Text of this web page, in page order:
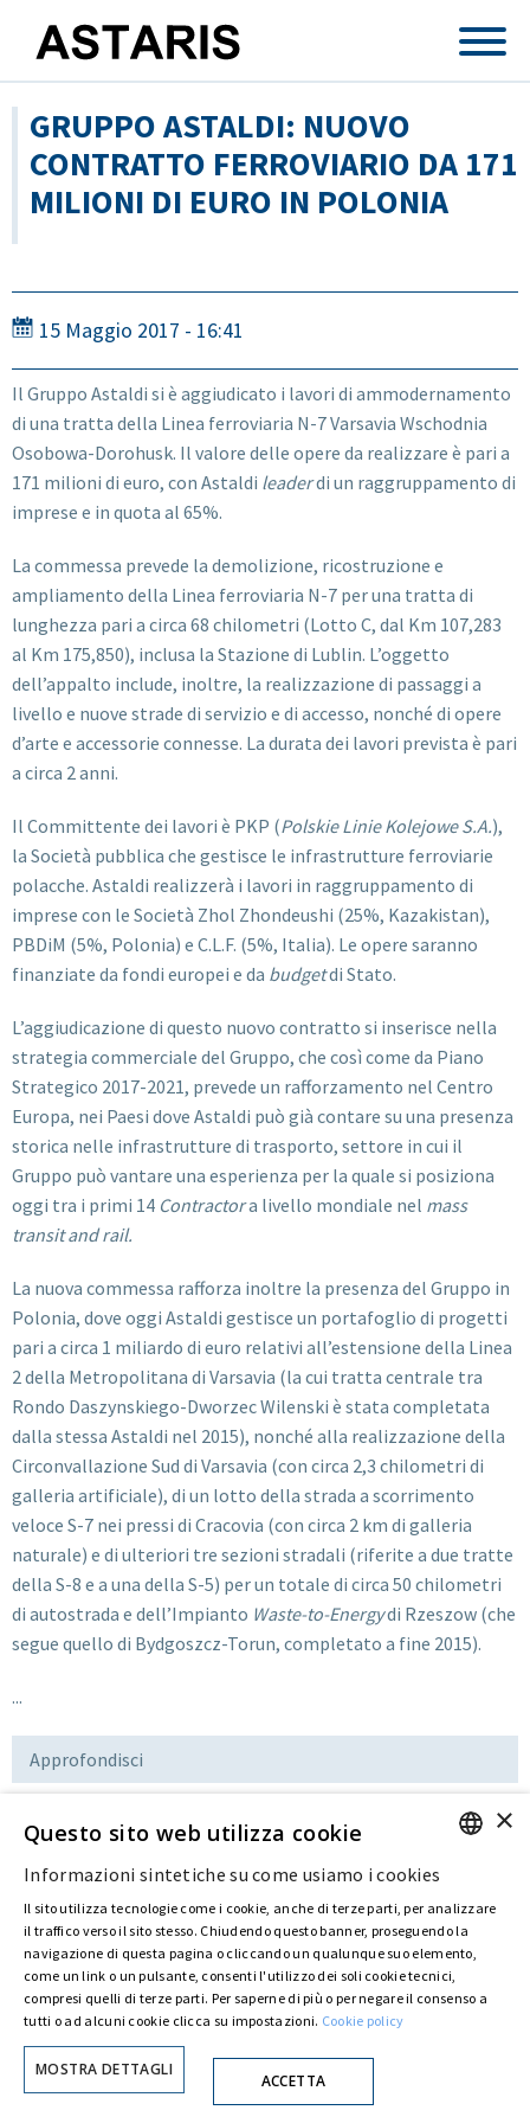
GRUPPO ASTALDI: NUOVO
CONTRATTO FERROVIARIO DA 171
MILIONI DI EURO IN POLONIA
15 Maggio 2017 - 16:41
Il Gruppo Astaldi si è aggiudicato i lavori di ammodernamento
di una tratta della Linea ferroviaria N-7 Varsavia Wschodnia
Osobowa-Dorohusk. Il valore delle opere da realizzare è pari a
171 milioni di euro, con Astaldi leaderdi un raggruppamento di
imprese e in quota al 65%.
La commessa prevede la demolizione, ricostruzione e
ampliamento della Linea ferroviaria N-7 per una tratta di
lunghezza pari a circa 68 chilometri (Lotto C, dal Km 107,283
al Km 175,850), inclusa la Stazione di Lublin. L’oggetto
dell’appalto include, inoltre, la realizzazione di passaggi a
livello e nuove strade di servizio e di accesso, nonché di opere
d’arte e accessorie connesse. La durata dei lavori prevista è pari
a circa 2 anni.
Il Committente dei lavori è PKP (Polskie Linie Kolejowe S.A.),
la Società pubblica che gestisce le infrastrutture ferroviarie
polacche. Astaldi realizzerà i lavori in raggruppamento di
imprese con le Società Zhol Zhondeushi (25%, Kazakistan),
PBDiM (5%, Polonia) e C.L.F. (5%, Italia). Le opere saranno
finanziate da fondi europei e da budgetdi Stato.
L’aggiudicazione di questo nuovo contratto si inserisce nella
strategia commerciale del Gruppo, che così come da Piano
Strategico 2017-2021, prevede un rafforzamento nel Centro
Europa, nei Paesi dove Astaldi può già contare su una presenza
storica nelle infrastrutture di trasporto, settore in cui il
Gruppo può vantare una esperienza per la quale si posiziona
oggi tra i primi 14 Contractora livello mondiale nel mass
transit and rail.
La nuova commessa rafforza inoltre la presenza del Gruppo in
Polonia, dove oggi Astaldi gestisce un portafoglio di progetti
pari a circa 1 miliardo di euro relativi all’estensione della Linea
2 della Metropolitana di Varsavia (la cui tratta centrale tra
Rondo Daszynskiego-Dworzec Wilenski è stata completata
dalla stessa Astaldi nel 2015), nonché alla realizzazione della
Circonvallazione Sud di Varsavia (con circa 2,3 chilometri di
galleria artificiale), di un lotto della strada a scorrimento
veloce S-7 nei pressi di Cracovia (con circa 2 km di galleria
naturale) e di ulteriori tre sezioni stradali (riferite a due tratte
della S-8 e a una della S-5) per un totale di circa 50 chilometri
di autostrada e dell’Impianto Waste-to-Energydi Rzeszow (che
segue quello di Bydgoszcz-Torun, completato a fine 2015).
...
Approfondisci
Download
Ultima modifica:05 Feb 2020
Privacy Policy Cookie Policy © ASTARIS S.P.A. - P.IVA 00880281001
Con delibera straordinaria di Astaldi S.p.A. del 30 maggio 2022 (repertorio n. 72.600,
raccolta n. 23.906, depositato presso il Registro delle Imprese di Roma, in data 31 maggio
Fondazione Creditori Chirografari
ITALIAN
×
Questo sito web utilizza cookie
Informazioni sintetiche su come usiamo i cookies
Il sito utilizza tecnologie come i cookie, anche di terze parti, per analizzare
il traffico verso il sito stesso. Chiudendo questo banner, proseguendo la
navigazione di questa pagina o cliccando un qualunque suo elemento,
come un link o un pulsante, consenti l'utilizzo dei soli cookie tecnici,
compresi quelli di terze parti. Per saperne di più o per negare il consenso a
tutti o ad alcuni cookie clicca su impostazioni. Cookie policy
MOSTRA DETTAGLI
ACCETTA